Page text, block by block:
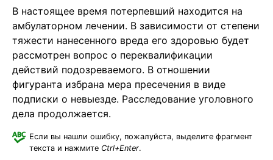
В настоящее время потерпевший находится на
амбулаторном лечении. В зависимости от степени
тяжести нанесенного вреда его здоровью будет
рассмотрен вопрос о переквалификации
действий подозреваемого. В отношении
фигуранта избрана мера пресечения в виде
подписки о невыезде. Расследование уголовного
дела продолжается.
Если вы нашли ошибку, пожалуйста, выделите фрагмент
текста и нажмите Ctrl+Enter.